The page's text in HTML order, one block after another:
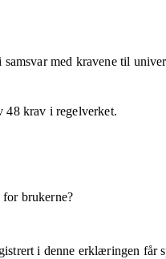
samsvarmed kravene til
48krav i regelverket.
brukerne?
i denne erklæringen får